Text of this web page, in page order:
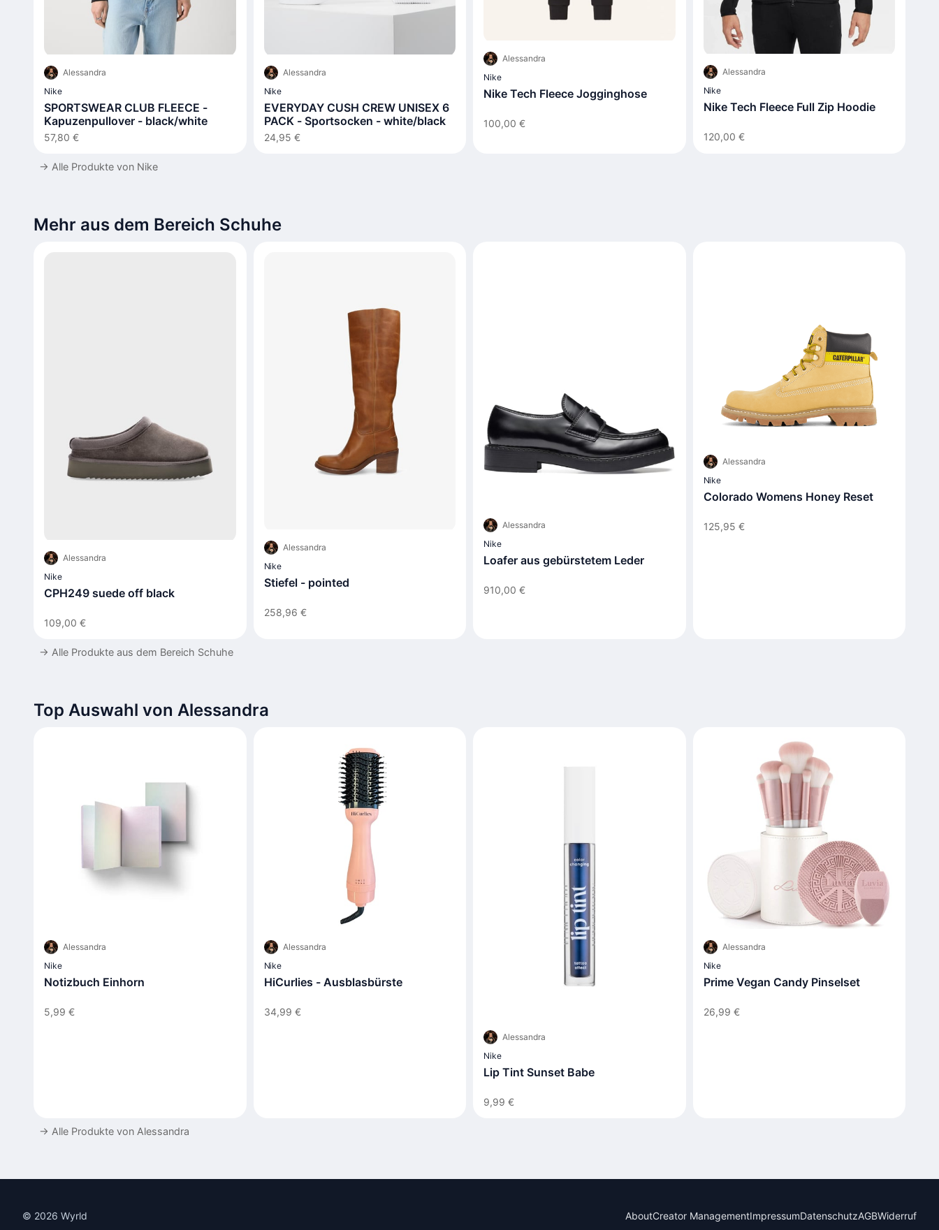
Alessandra
Nike
SPORTSWEAR CLUB FLEECE -
Kapuzenpullover - black/white
57,80 €
Alessandra
Nike
EVERYDAY CUSH CREW UNISEX 6
PACK - Sportsocken - white/black
24,95 €
Alessandra
Nike
Nike Tech Fleece Jogginghose
100,00 €
Alessandra
Nike
Nike Tech Fleece Full Zip Hoodie
120,00 €
→ Alle Produkte von Nike
Mehr aus dem Bereich Schuhe
Alessandra
Nike
CPH249 suede off black
109,00 €
Alessandra
Nike
Stiefel - pointed
258,96 €
Alessandra
Nike
Loafer aus gebürstetem Leder
910,00 €
Alessandra
Nike
Colorado Womens Honey Reset
125,95 €
→ Alle Produkte aus dem Bereich Schuhe
Top Auswahl von Alessandra
Alessandra
Nike
Notizbuch Einhorn
5,99 €
Alessandra
Nike
HiCurlies - Ausblasbürste
34,99 €
Alessandra
Nike
Lip Tint Sunset Babe
9,99 €
Alessandra
Nike
Prime Vegan Candy Pinselset
26,99 €
→ Alle Produkte von Alessandra
© 2026 Wyrld AboutCreator ManagementImpressumDatenschutzAGBWiderruf